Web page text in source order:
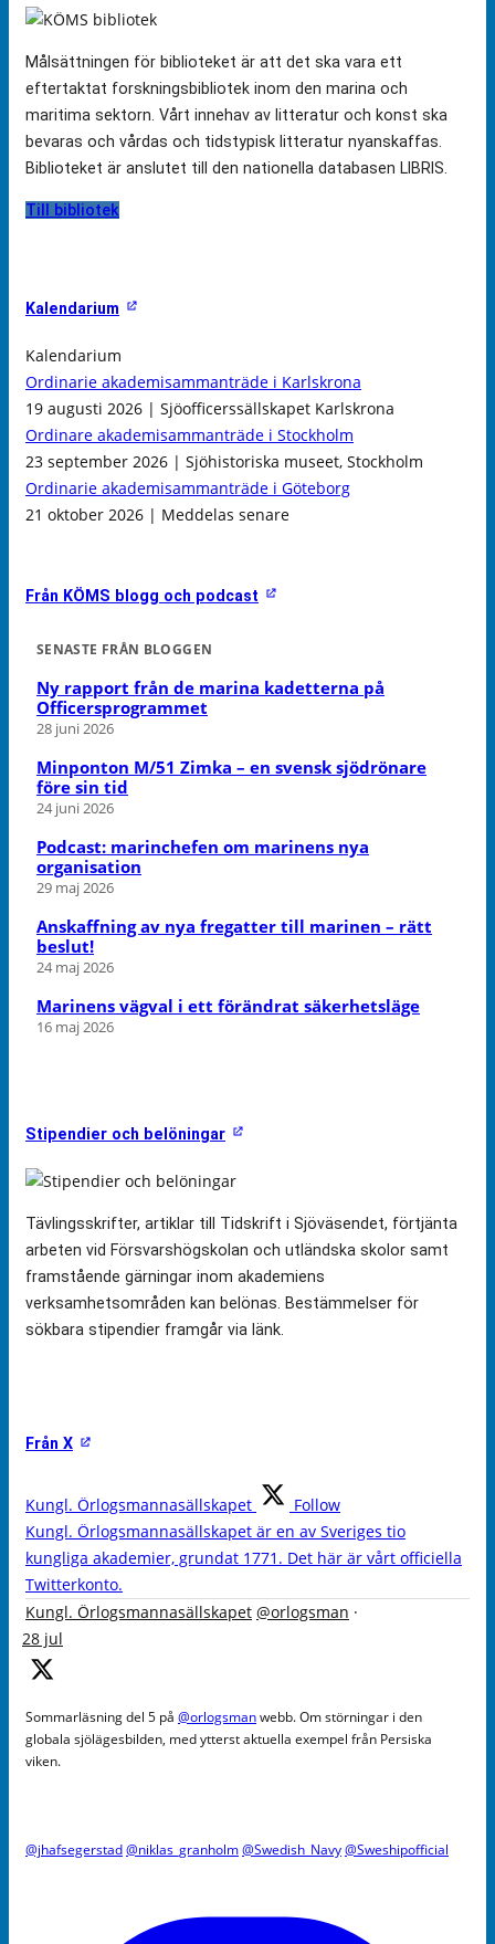
Målsättningen för biblioteket är att det ska vara ett
eftertaktat forskningsbibliotek inom den marina och
maritima sektorn. Vårt innehav av litteratur och konst ska
bevaras och vårdas och tidstypisk litteratur nyanskaffas.
Biblioteket är anslutet till den nationella databasen LIBRIS.
Till bibliotek
Kalendarium
Kalendarium
Ordinarie akademisammanträde i Karlskrona
19 augusti 2026 | Sjöofficerssällskapet Karlskrona
Ordinare akademisammanträde i Stockholm
23 september 2026 | Sjöhistoriska museet, Stockholm
Ordinarie akademisammanträde i Göteborg
21 oktober 2026 | Meddelas senare
Från KÖMS blogg och podcast
SENASTE FRÅN BLOGGEN
Ny rapport från de marina kadetterna på
Officersprogrammet
28 juni 2026
Minponton M/51 Zimka – en svensk sjödrönare
före sin tid
24 juni 2026
Podcast: marinchefen om marinens nya
organisation
29 maj 2026
Anskaffning av nya fregatter till marinen – rätt
beslut!
24 maj 2026
Marinens vägval i ett förändrat säkerhetsläge
16 maj 2026
Stipendier och belöningar
Tävlingsskrifter, artiklar till Tidskrift i Sjöväsendet, förtjänta
arbeten vid Försvarshögskolan och utländska skolor samt
framstående gärningar inom akademiens
verksamhetsområden kan belönas. Bestämmelser för
sökbara stipendier framgår via länk.
Från X
Kungl. Örlogsmannasällskapet
Follow
Kungl. Örlogsmannasällskapet är en av Sveriges tio
kungliga akademier, grundat 1771. Det här är vårt officiella
Twitterkonto.
Kungl. Örlogsmannasällskapet @orlogsman ·
28 jul
Sommarläsning del 5 på @orlogsmanwebb. Om störningar i den
globala sjölägesbilden, med ytterst aktuella exempel från Persiska
viken.
@jhafsegerstad@niklas_granholm@Swedish_Navy@Sweshipofficial